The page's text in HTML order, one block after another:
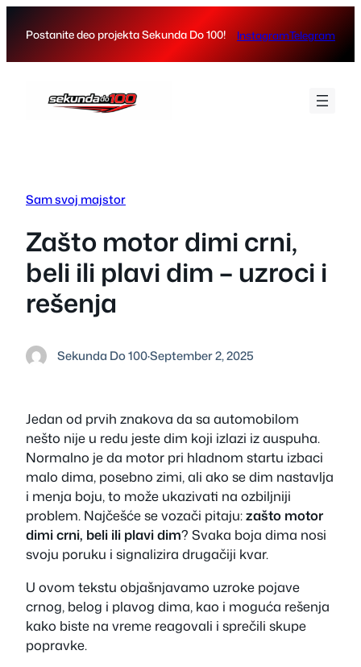
Postanite deo projekta Sekunda Do 100! InstagramTelegram
Sam svoj majstor
Zašto motor dimi crni,
beli ili plavi dim – uzroci i
rešenja
Sekunda Do 100·September 2, 2025
Jedan od prvih znakova da sa automobilom
nešto nije u redu jeste dim koji izlazi iz auspuha.
Normalno je da motor pri hladnom startu izbaci
malo dima, posebno zimi, ali ako se dim nastavlja
i menja boju, to može ukazivati na ozbiljniji
problem. Najčešće se vozači pitaju:zašto motor
dimi crni, beli ili plavi dim? Svaka boja dima nosi
svoju poruku i signalizira drugačiji kvar.
U ovom tekstu objašnjavamo uzroke pojave
crnog, belog i plavog dima, kao i moguća rešenja
kako biste na vreme reagovali i sprečili skupe
popravke.